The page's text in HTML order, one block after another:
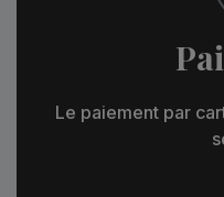
Le paiement par